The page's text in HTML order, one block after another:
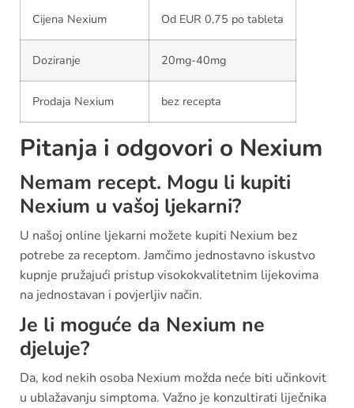
Cijena Nexium Od EUR 0,75 po tableta
Doziranje 20mg-40mg
Prodaja Nexium bez recepta
Pitanja i odgovori o Nexium
Nemam recept. Mogu li kupiti
Nexium u vašoj ljekarni?
U našoj online ljekarni možete kupiti Nexium bez
potrebe za receptom. Jamčimo jednostavno iskustvo
kupnje pružajući pristup visokokvalitetnim lijekovima
na jednostavan i povjerljiv način.
Je li moguće da Nexium ne
djeluje?
Da, kod nekih osoba Nexium možda neće biti učinkovit
u ublažavanju simptoma. Važno je konzultirati liječnika